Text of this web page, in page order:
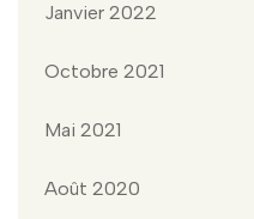
Janvier 2022
Octobre 2021
Mai 2021
Août 2020